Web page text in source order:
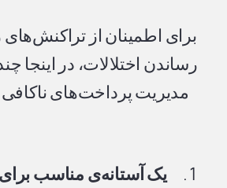
برای اطمینان از
رساندن اختلالات، در اینجا
مدیریت پرداخت‌های ناکافی
یک آستانه‌ی مناسب